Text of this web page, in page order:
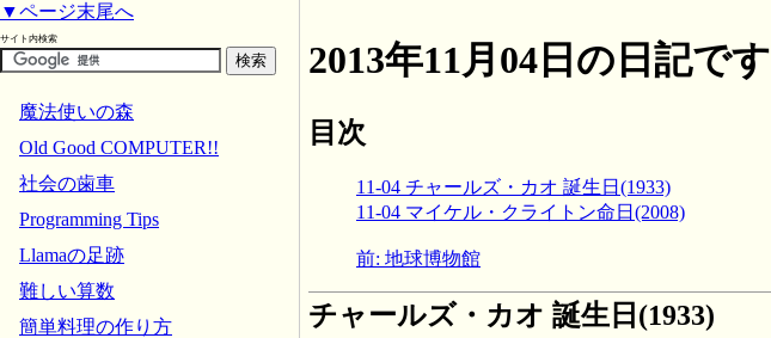
2013年11月04日の日記です
目次
11-04 チャールズ・カオ 誕生日(1933)
11-04 マイケル・クライトン命日(2008)
前: 地球博物館
チャールズ・カオ 誕生日(1933)
▼ページ末尾へ
サイト内検索
魔法使いの森
Old Good COMPUTER!!
社会の歯車
Programming Tips
Llamaの足跡
難しい算数
簡単料理の作り方